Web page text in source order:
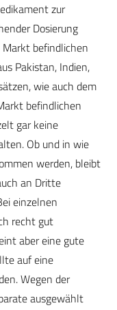
zur
Dosierung
befindlichen
Pakistan, Indien,
wie auch dem
befindlichen
gar keine
Ob und in wie
werden, bleibt
an Dritte
einzelnen
recht gut
aber eine gute
auf eine
Wegen der
ausgewählt